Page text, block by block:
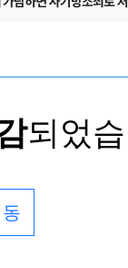
되었